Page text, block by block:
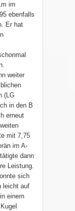
im
ebenfalls
Er hat
weiter
(LG
in den B
erneut
mit 7,75
im A-
dann
Leistung.
sich
leicht auf
einem